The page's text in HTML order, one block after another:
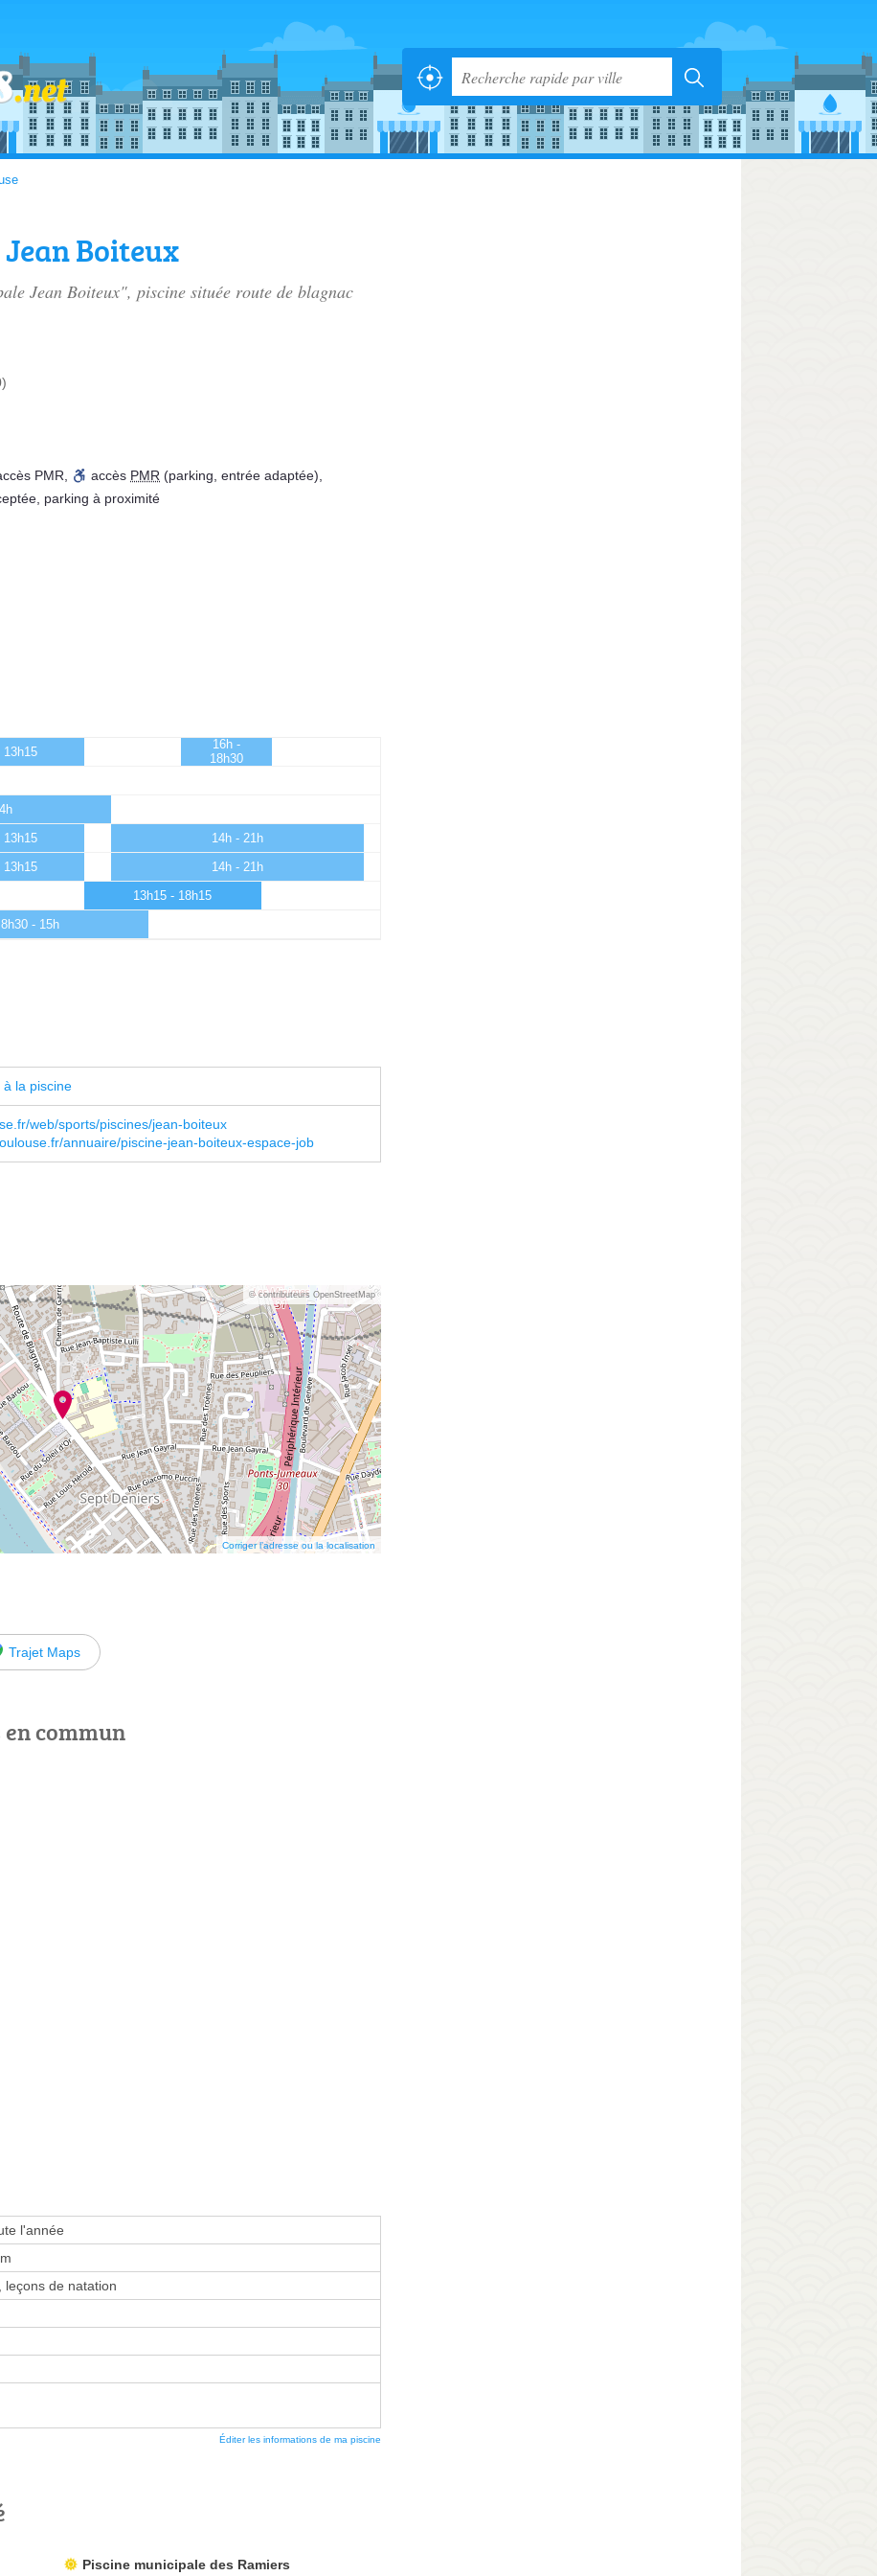
Boiteux
Jean Boiteux", piscine située route de blagnac
PMR accès PMR (parking, entrée adaptée)
parking à proximité
13h15
16h -
18h30
13h15 14h - 21h
13h15 14h - 21h
13h15 - 18h15
8h30 - 15h
la piscine
web/sports/piscines/jean-boiteux
annuaire/piscine-jean-boiteux-espace-job
© contributeurs OpenStreetMap
Corriger l’adresse ou la localisation
Trajet Maps
commun
l'année
leçons de natation
Éditer les informations de ma piscine
Piscine municipale des Ramiers